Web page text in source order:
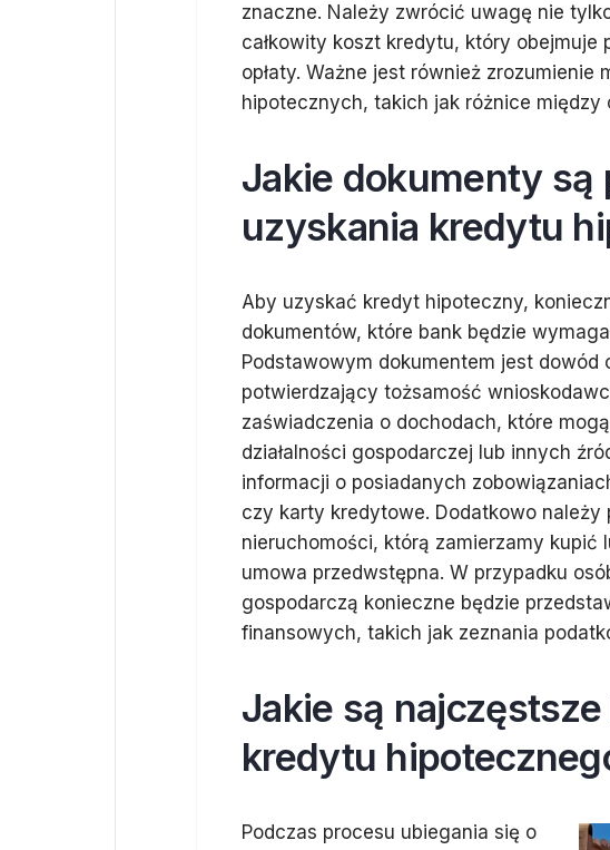
znaczne. Należy zwrócić uwagę nie
całkowity koszt kredytu, który obejmuje
opłaty. Ważne jest również zrozumienie
hipotecznych, takich jak różnice między
Jakie dokumenty są
uzyskania kredytu
Aby uzyskać kredyt hipoteczny,
dokumentów, które bank będzie
Podstawowym dokumentem jest dowód
potwierdzający tożsamość
zaświadczenia o dochodach, które
działalności gospodarczej lub innych
informacji o posiadanych
czy karty kredytowe. Dodatkowo
nieruchomości, którą zamierzamy
umowa przedwstępna. W przypadku
gospodarczą konieczne będzie
finansowych, takich jak zeznania
Jakie są
kredytu
Podczas procesu ubiegania się o